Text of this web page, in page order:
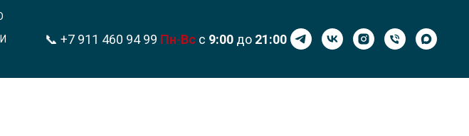
📞 +7 911 460 94 99 Пн-Вс с 9:00 до 21:00